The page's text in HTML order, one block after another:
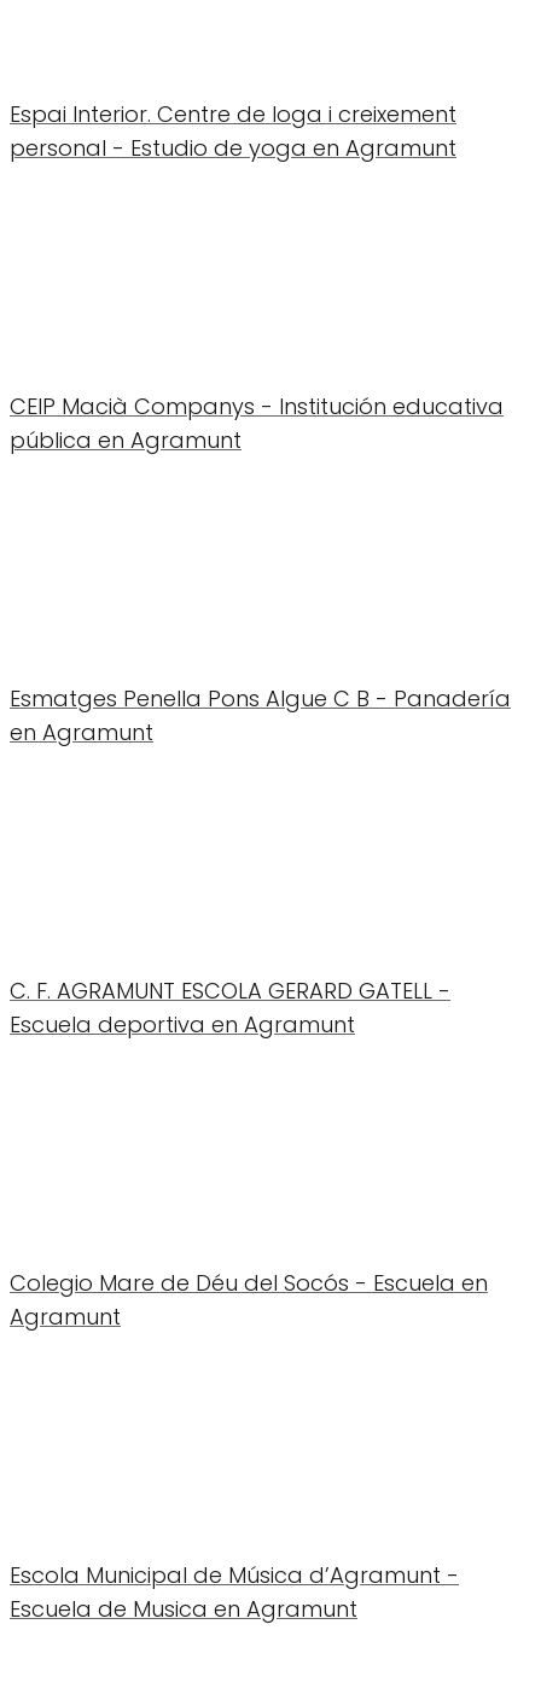
Espai Interior. Centre de Ioga i creixement
personal - Estudio de yoga en Agramunt
CEIP Macià Companys - Institución educativa
pública en Agramunt
Esmatges Penella Pons Algue C B - Panadería
en Agramunt
C. F. AGRAMUNT ESCOLA GERARD GATELL -
Escuela deportiva en Agramunt
Colegio Mare de Déu del Socós - Escuela en
Agramunt
Escola Municipal de Música d’Agramunt -
Escuela de Musica en Agramunt